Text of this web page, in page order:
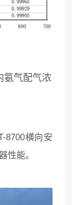
氨气配气浓
8700横向安
性能。